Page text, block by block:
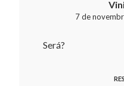
7 de
Será?